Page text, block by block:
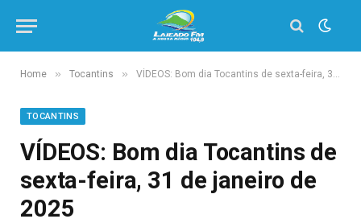
Home » Tocantins » VÍDEOS: Bom dia Tocantins de sexta-feira, 31 de janeiro de 2025
TOCANTINS
VÍDEOS: Bom dia Tocantins de
sexta-feira, 31 de janeiro de
2025